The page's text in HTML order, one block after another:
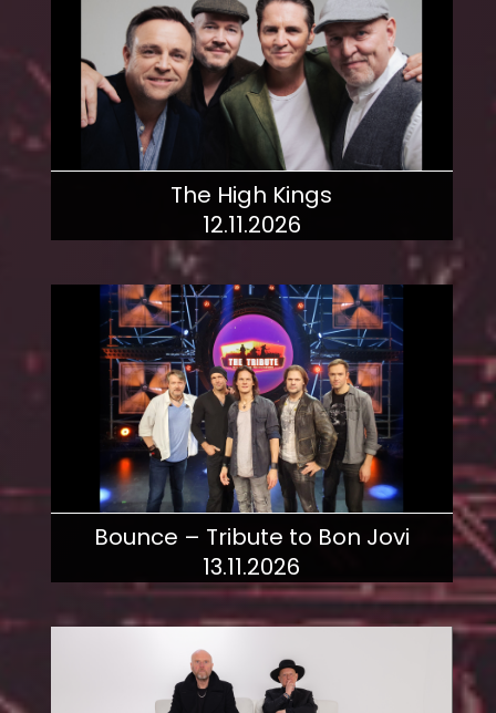
The High Kings
12.11.2026
mehr dazu!
Bounce – Tribute to Bon Jovi
13.11.2026
mehr dazu!